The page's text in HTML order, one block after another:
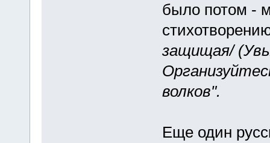
было потом -
защищая/
волков".
Еще один